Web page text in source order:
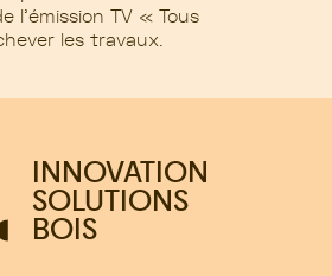
l’émission TV « Tous
les travaux.
INNOVATION
SOLUTIONS
BOIS